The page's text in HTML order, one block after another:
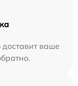
ваше